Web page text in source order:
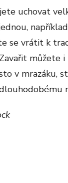
uchovat
se vrátit k
můžete
v mrazáku,